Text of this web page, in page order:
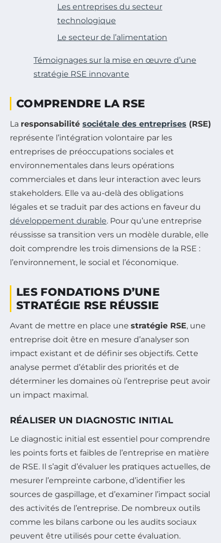
Les entreprises du secteur
technologique
Le secteur de l’alimentation
Témoignages sur la mise en œuvre d’une
stratégie RSE innovante
COMPRENDRE LA RSE
La responsabilité sociétale des entreprises (RSE)
représente l’intégration volontaire par les
entreprises de préoccupations sociales et
environnementales dans leurs opérations
commerciales et dans leur interaction avec leurs
stakeholders. Elle va au-delà des obligations
légales et se traduit par des actions en faveur du
développement durable. Pour qu’une entreprise
réussisse sa transition vers un modèle durable, elle
doit comprendre les trois dimensions de la RSE :
l’environnement, le social et l’économique.
LES FONDATIONS D’UNE
STRATÉGIE RSE RÉUSSIE
Avant de mettre en place une stratégie RSE, une
entreprise doit être en mesure d’analyser son
impact existant et de définir ses objectifs. Cette
analyse permet d’établir des priorités et de
déterminer les domaines où l’entreprise peut avoir
un impact maximal.
RÉALISER UN DIAGNOSTIC INITIAL
Le diagnostic initial est essentiel pour comprendre
les points forts et faibles de l’entreprise en matière
de RSE. Il s’agit d’évaluer les pratiques actuelles, de
mesurer l’empreinte carbone, d’identifier les
sources de gaspillage, et d’examiner l’impact social
des activités de l’entreprise. De nombreux outils
comme les bilans carbone ou les audits sociaux
peuvent être utilisés pour cette évaluation.